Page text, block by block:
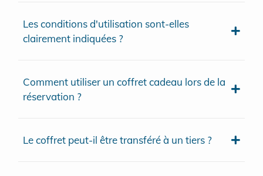
Les conditions d'utilisation sont-elles
clairement indiquées ?
Comment utiliser un coffret cadeau lors de la
réservation ?
Le coffret peut-il être transféré à un tiers ?